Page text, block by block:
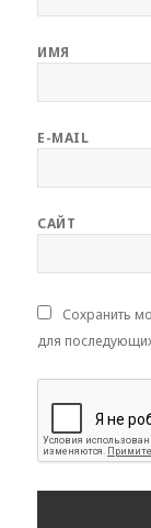
ИМЯ
E-MAIL
САЙТ
Сохранить
для